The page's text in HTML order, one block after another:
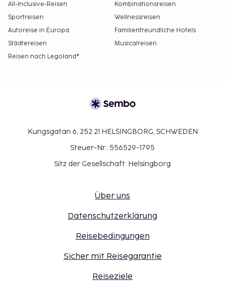
All-Inclusive-Reisen
Kombinationsreisen
Sportreisen
Wellnessreisen
Autoreise in Europa
Familienfreundliche Hotels
Städtereisen
Musicalreisen
Reisen nach Legoland®
Kungsgatan 6, 252 21 HELSINGBORG, SCHWEDEN
Steuer-Nr.: 556529-1795
Sitz der Gesellschaft: Helsingborg
Über uns
Datenschutzerklärung
Reisebedingungen
Sicher mit Reisegarantie
Reiseziele